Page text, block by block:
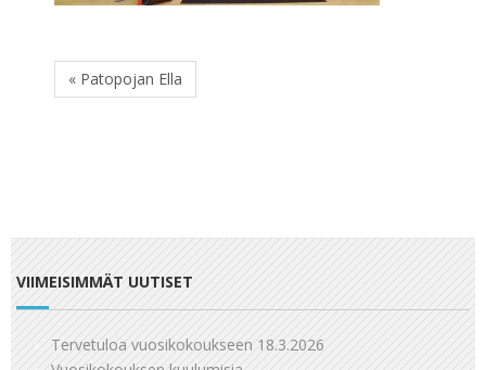
« Patopojan Ella
VIIMEISIMMÄT UUTISET
Tervetuloa vuosikokoukseen 18.3.2026